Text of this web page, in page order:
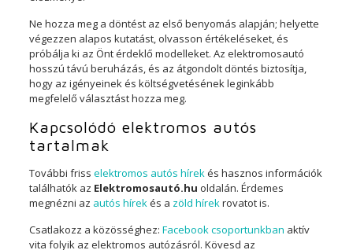
Ne hozza meg a döntést az első benyomás alapján; helyette
végezzen alapos kutatást, olvasson értékeléseket, és
próbálja ki az Önt érdeklő modelleket. Az elektromosautó
hosszú távú beruházás, és az átgondolt döntés biztosítja,
hogy az igényeinek és költségvetésének leginkább
megfelelő választást hozza meg.
Kapcsolódó elektromos autós
tartalmak
További friss elektromos autós hírekés hasznos információk
találhatók az Elektromosautó.hu oldalán. Érdemes
megnézni az autós hírekés a zöld hírekrovatot is.
Csatlakozz a közösséghez: Facebook csoportunkban aktív
vita folyik az elektromos autózásról. Kövesd az